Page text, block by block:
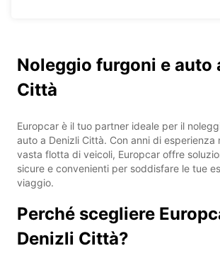
Noleggio furgoni e auto
Città
Europcar è il tuo partner ideale per il
auto a Denizli Città. Con anni di esperienza
vasta flotta di veicoli, Europcar offre
sicure e convenienti per soddisfare le tue
viaggio.
Perché scegliere
Denizli Città?